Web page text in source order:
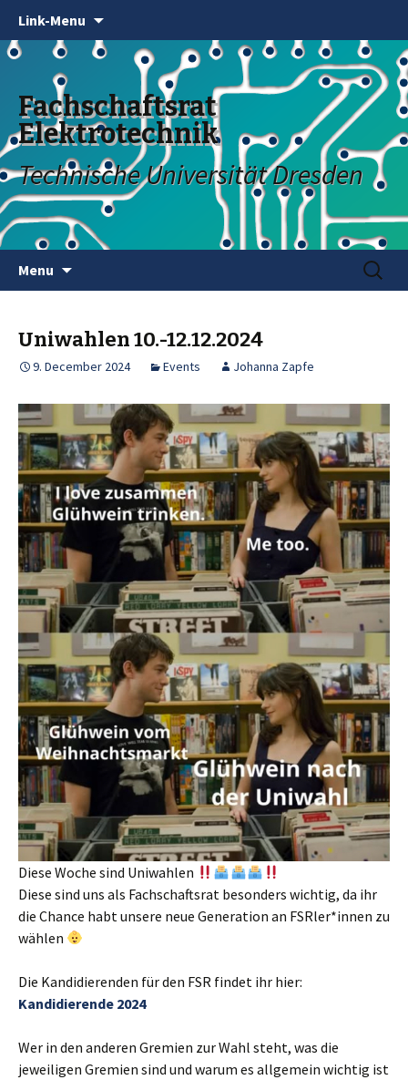
Link-Menu
Fachschaftsrat
Elektrotechnik
Technische Universität Dresden
Menu
Search
for:
Uniwahlen 10.-12.12.2024
9. December 2024 Events Johanna Zapfe
Diese Woche sind Uniwahlen
Diese sind uns als Fachschaftsrat besonders wichtig, da ihr
die Chance habt unsere neue Generation an FSRler*innen zu
wählen
Die Kandidierenden für den FSR findet ihr hier:
Kandidierende 2024
Wer in den anderen Gremien zur Wahl steht, was die
jeweiligen Gremien sind und warum es allgemein wichtig ist